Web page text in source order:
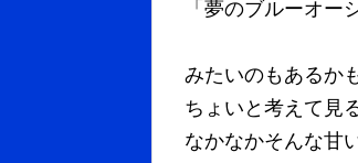
「夢のブルーオー
みたいのもあるか
ちょいと考えて見
なかなかそんな甘